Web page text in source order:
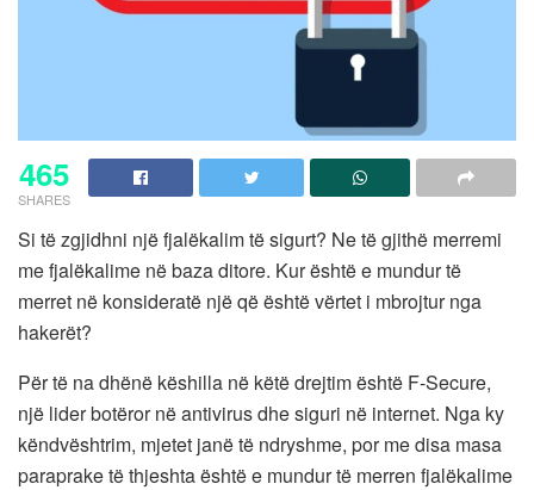
465
SHARES
Si të zgjidhni një fjalëkalim të sigurt? Ne të gjithë merremi
me fjalëkalime në baza ditore. Kur është e mundur të
merret në konsideratë një që është vërtet i mbrojtur nga
hakerët?
Për të na dhënë këshilla në këtë drejtim është F-Secure,
një lider botëror në antivirus dhe siguri në internet. Nga ky
këndvështrim, mjetet janë të ndryshme, por me disa masa
paraprake të thjeshta është e mundur të merren fjalëkalime